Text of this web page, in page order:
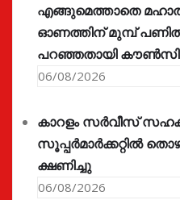
എങ്ങുമെത്താതെ
ഓണത്തിന് മുമ്പ്
പറഞ്ഞതായി
06/08/2026
കാറളം സർവീസ്
സൂപ്പർമാർക്കറ്റിൽ
ക്ഷണിച്ചു
06/08/2026